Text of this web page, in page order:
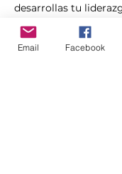
desarrollas tu
Estamos buscando
Email Facebook